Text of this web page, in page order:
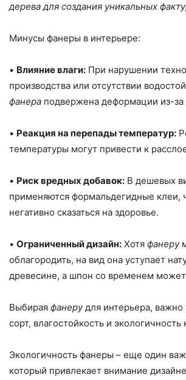
дерева для создания уникальных
Минусы фанеры в интерьере:
• Влияние влаги: При нарушении
производства или отсутствии
фанера подвержена деформации из-за
• Реакция на перепады температур:
температуры могут привести к
• Риск вредных добавок: В дешевых
применяются формальдегидные клеи,
негативно сказаться на здоровье.
• Ограниченный дизайн: Хотя фанеру
облагородить, на вид она уступает
древесине, а шпон со временем может
Выбирая фанерудля интерьера, важно
сорт, влагостойкость и экологичность
Экологичность фанеры – еще один
который привлекает внимание